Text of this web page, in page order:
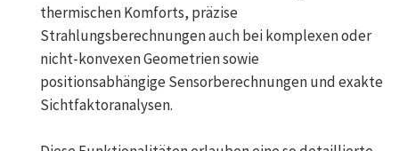
thermischen Komforts, präzise
Strahlungsberechnungen auch bei komplexen oder
nicht-konvexen Geometrien sowie
positionsabhängige Sensorberechnungen und exakte
Sichtfaktoranalysen.